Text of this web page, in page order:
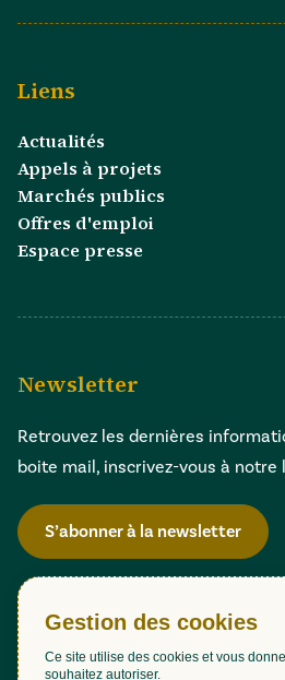
Liens
Actualités
Appels à projets
Marchés publics
Offres d'emploi
Espace presse
Newsletter
Retrouvez les dernières
boite mail, inscrivez-vous à
S’abonner à la newsletter
Gestion des cookies
Accessibilité : partiellement